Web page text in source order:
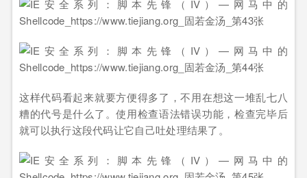
这样代码看起来就要方便得多了，不用在想这一堆乱七八
糟的代号是什么了。使用检查语法错误功能，检查完毕后
就可以执行这段代码让它自己吐处理结果了。